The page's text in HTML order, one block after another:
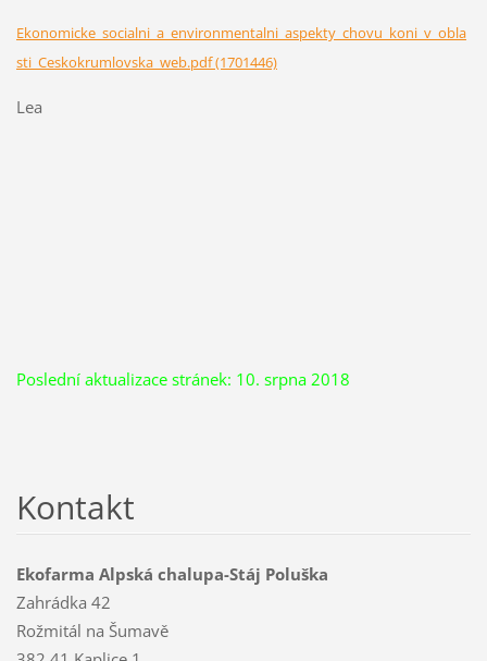
Ekonomicke_socialni_a_environmentalni_aspekty_chovu_koni_v_obla
sti_Ceskokrumlovska_web.pdf (1701446)
Lea
Poslední aktualizace stránek: 10. srpna 2018
Kontakt
Ekofarma Alpská chalupa-Stáj Poluška
Zahrádka 42
Rožmitál na Šumavě